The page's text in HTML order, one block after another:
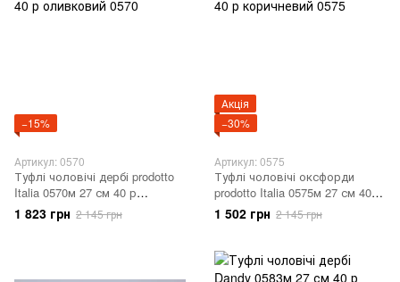
−15%
Артикул: 0570
Туфлі чоловічі дербі prodotto
Italia 0570м 27 см 40 р
оливковий 0570
1 823 грн 2 145 грн
Акція
−30%
Артикул: 0575
Туфлі чоловічі оксфорди
prodotto Italia 0575м 27 см 40 р
коричневий 0575
1 502 грн 2 145 грн